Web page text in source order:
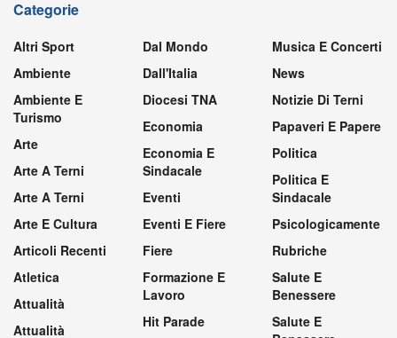
Categorie
Altri Sport
Ambiente
Ambiente E
Turismo
Arte
Arte A Terni
Arte A Terni
Arte E Cultura
Articoli Recenti
Atletica
Attualità
Attualità
Dal Mondo
Dall'Italia
Diocesi TNA
Economia
Economia E
Sindacale
Eventi
Eventi E Fiere
Fiere
Formazione E
Lavoro
Hit Parade
Musica E Concerti
News
Notizie Di Terni
Papaveri E Papere
Politica
Politica E
Sindacale
Psicologicamente
Rubriche
Salute E
Benessere
Salute E